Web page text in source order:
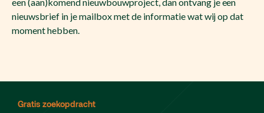
nieuwsbrief in je mailbox met de informatie wat wij op dat
moment hebben.
Gratis zoekopdracht